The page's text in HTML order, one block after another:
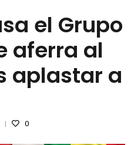
el Grupo
aferra al
aplastar a
0